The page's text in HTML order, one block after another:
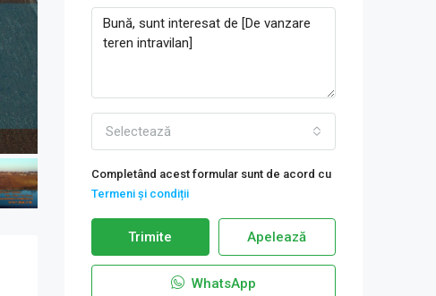
Selectează
Completând acest formular sunt de acord cu
Termeni și condiții
Trimite Apelează
WhatsApp